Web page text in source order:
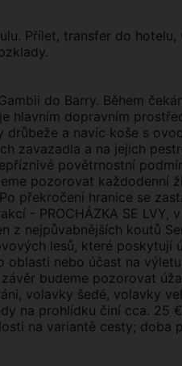
Přílet, transfer do hotelu,
do Barry. Během
dopravním
a navíc koše s
zavazadla a na jejich
povětrnostní
pozorovat každodenní
překročení hranice se
- PROCHÁZKA SE LVY,
z nejpůvabnějších koutů
lesů, které poskytují
oblasti nebo účast na
budeme pozorovat
volavky šedé, volavky
na prohlídku činí cca. 25
na variantě cesty; doba